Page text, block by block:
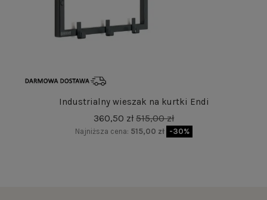
Industrialny wieszak na kurtki Endi
360,50 zł 515,00 zł
Najniższa cena: 515,00 zł -30%